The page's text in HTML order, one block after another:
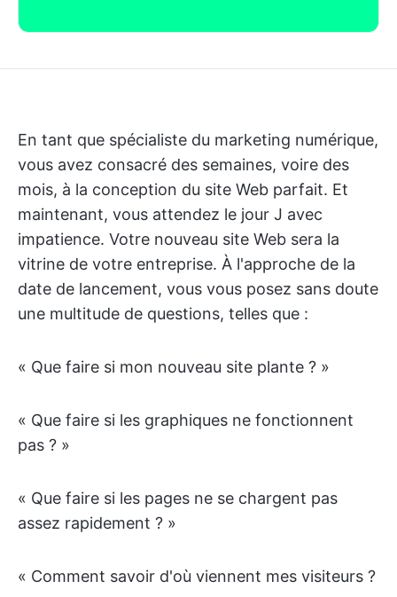
En tant que spécialiste du marketing numérique,
vous avez consacré des semaines, voire des
mois, à la conception du site Web parfait. Et
maintenant, vous attendez le jour J avec
impatience. Votre nouveau site Web sera la
vitrine de votre entreprise. À l'approche de la
date de lancement, vous vous posez sans doute
une multitude de questions, telles que :
« Que faire si mon nouveau site plante ? »
« Que faire si les graphiques ne fonctionnent
pas ? »
« Que faire si les pages ne se chargent pas
assez rapidement ? »
« Comment savoir d'où viennent mes visiteurs ?